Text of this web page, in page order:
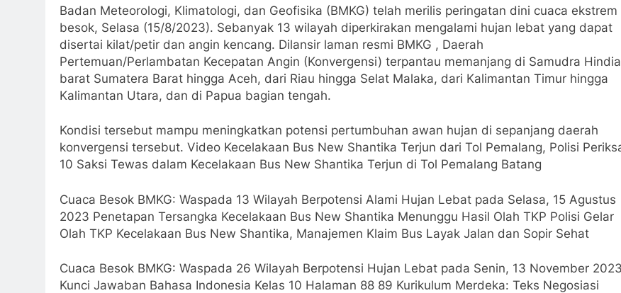
Badan Meteorologi, Klimatologi, dan Geofisika (BMKG) telah merilis peringatan dini cuaca ekstrem
besok, Selasa (15/8/2023). Sebanyak 13 wilayah diperkirakan mengalami hujan lebat yang dapat
disertai kilat/petir dan angin kencang. Dilansir laman resmi BMKG , Daerah
Pertemuan/Perlambatan Kecepatan Angin (Konvergensi) terpantau memanjang di Samudra Hindia
barat Sumatera Barat hingga Aceh, dari Riau hingga Selat Malaka, dari Kalimantan Timur hingga
Kalimantan Utara, dan di Papua bagian tengah.
Kondisi tersebut mampu meningkatkan potensi pertumbuhan awan hujan di sepanjang daerah
konvergensi tersebut. Video Kecelakaan Bus New Shantika Terjun dari Tol Pemalang, Polisi
10 Saksi Tewas dalam Kecelakaan Bus New Shantika Terjun di Tol Pemalang Batang
Cuaca Besok BMKG: Waspada 13 Wilayah Berpotensi Alami Hujan Lebat pada Selasa, 15 Agustus
2023 Penetapan Tersangka Kecelakaan Bus New Shantika Menunggu Hasil Olah TKP Polisi Gelar
Olah TKP Kecelakaan Bus New Shantika, Manajemen Klaim Bus Layak Jalan dan Sopir Sehat
Cuaca Besok BMKG: Waspada 26 Wilayah Berpotensi Hujan Lebat pada Senin, 13 November 2023
Kunci Jawaban Bahasa Indonesia Kelas 10 Halaman 88 89 Kurikulum Merdeka: Teks Negosiasi